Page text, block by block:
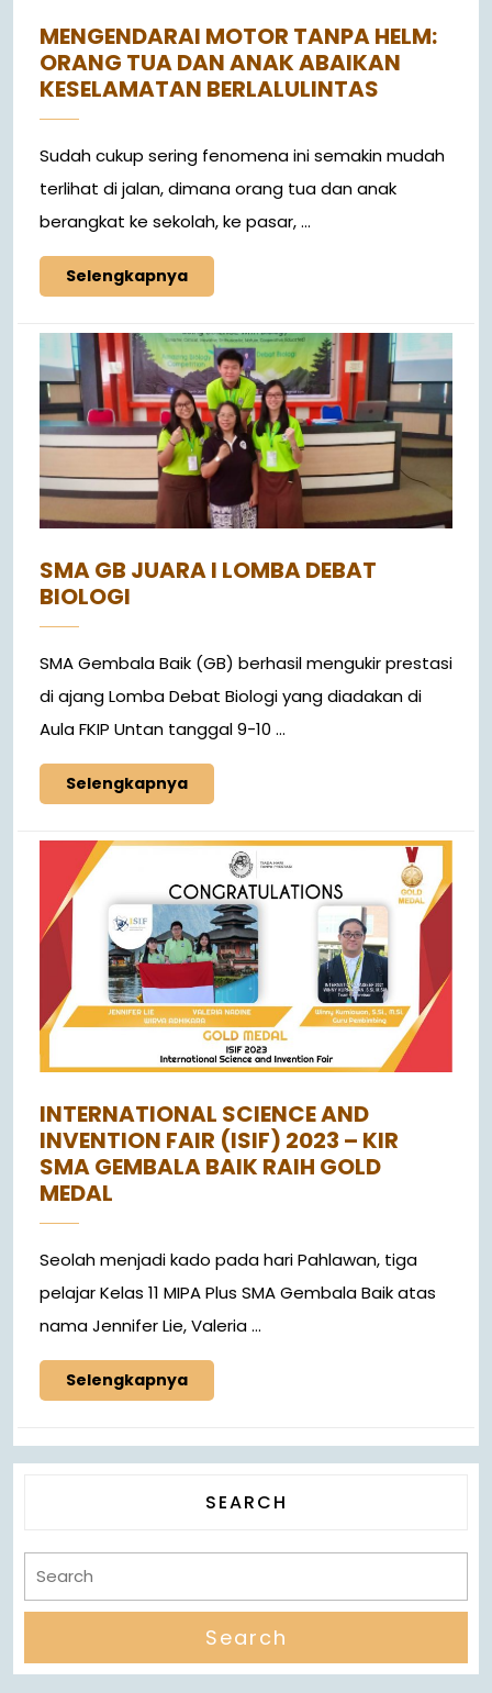
MENGENDARAI MOTOR TANPA HELM:
ORANG TUA DAN ANAK ABAIKAN
KESELAMATAN BERLALULINTAS
Sudah cukup sering fenomena ini semakin mudah
terlihat di jalan, dimana orang tua dan anak
berangkat ke sekolah, ke pasar, ...
Selengkapnya
SMA GB JUARA I LOMBA DEBAT
BIOLOGI
SMA Gembala Baik (GB) berhasil mengukir prestasi
di ajang Lomba Debat Biologi yang diadakan di
Aula FKIP Untan tanggal 9-10 ...
Selengkapnya
INTERNATIONAL SCIENCE AND
INVENTION FAIR (ISIF) 2023 – KIR
SMA GEMBALA BAIK RAIH GOLD
MEDAL
Seolah menjadi kado pada hari Pahlawan, tiga
pelajar Kelas 11 MIPA Plus SMA Gembala Baik atas
nama Jennifer Lie, Valeria ...
Selengkapnya
SEARCH